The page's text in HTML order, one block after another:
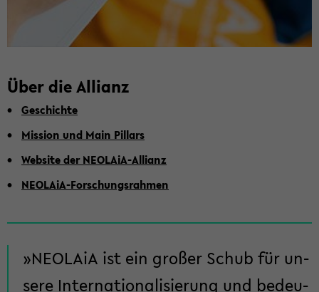
Über die Al­li­anz
Ge­schich­te
Mis­si­on und Main Pil­lars
Web­site der NEOLAiA-​Allianz
NEOLAiA-​Forschungsrahmen
NEO­LA­iA ist ein gro­ßer Schub für un­
se­re In­ter­na­tio­na­li­sie­rung und be­deu­